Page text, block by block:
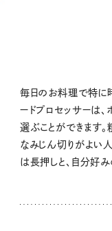
毎日のお料理で特に
ードプロセッサーは
選ぶことができます
なみじん切りがよい
は長押しと、自分好